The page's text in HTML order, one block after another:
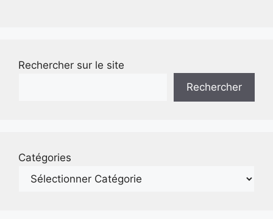
Rechercher sur le site
Rechercher
Catégories